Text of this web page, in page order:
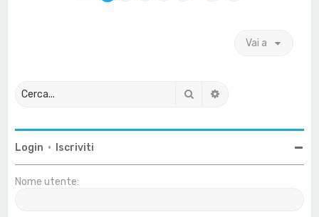
Vai a
Cerca
Login • Iscriviti
Nome utente: